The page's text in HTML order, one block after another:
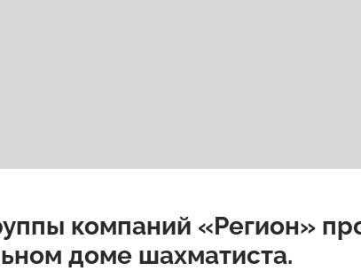
компаний «Регион»
доме шахматиста.